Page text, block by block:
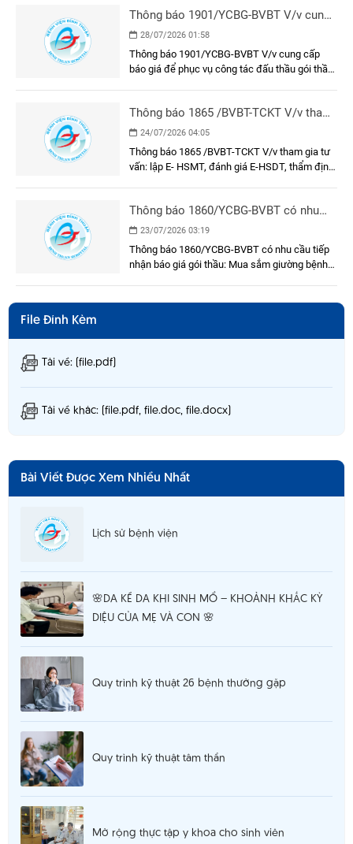
Thông báo 1901/YCBG-BVBT V/v cung
cấp báo giá để phục vụ công tác đấu
thầu gói thầu: Sơn, sửa mặt trước, hành
lang, cầu nối và phòng chờ bệnh khu xạ
28/07/2026 01:58
Thông báo 1901/YCBG-BVBT V/v cung cấp
báo giá để phục vụ công tác đấu thầu gói thầu:
bướu
Thông báo 1865 /BVBT-TCKT V/v tham
gia tư vấn: lập E- HSMT, đánh giá E-
HSDT, thẩm định E-HSMT và kết quả
lựa chọn nhà thầu
24/07/2026 04:05
Thông báo 1865 /BVBT-TCKT V/v tham gia tư
vấn: lập E- HSMT, đánh giá E-HSDT, thẩm định
Thông báo 1860/YCBG-BVBT có nhu
cầu tiếp nhận báo giá gói thầu: Mua
sắm giường bệnh nhân cho khoa Nội A
23/07/2026 03:19
Thông báo 1860/YCBG-BVBT có nhu cầu tiếp
nhận báo giá gói thầu: Mua sắm giường bệnh
File Đính Kèm
Tải về: (file.pdf)
Tải về khác: (file.pdf, file.doc, file.docx)
Bài Viết Được Xem Nhiều Nhất
Lịch sử bệnh viện
🌸DA KỀ DA KHI SINH MỔ – KHOẢNH KHẮC KỲ
DIỆU CỦA MẸ VÀ CON 🌸
Quy trình kỹ thuật 26 bệnh thường gặp
Quy trình kỹ thuật tâm thần
Mở rộng thực tập y khoa cho sinh viên